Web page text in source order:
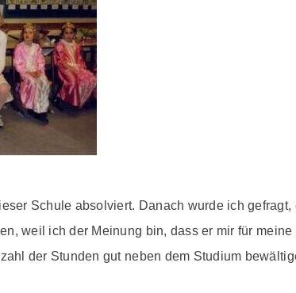
Schule absolviert. Danach wurde ich gefragt,
weil ich der Meinung bin, dass er mir für
der Stunden gut neben dem Studium